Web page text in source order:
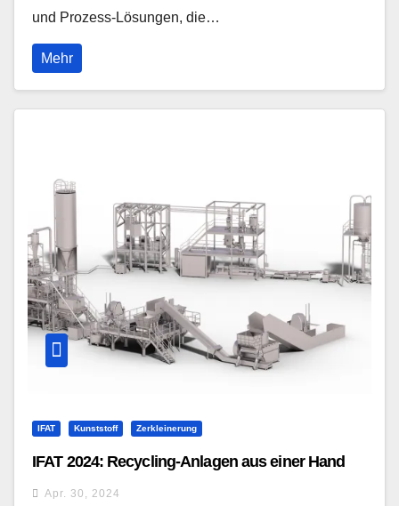
und Prozess-Lösungen, die…
Mehr
IFAT Kunststoff Zerkleinerung
IFAT 2024: Recycling-Anlagen aus einer Hand
Apr. 30, 2024